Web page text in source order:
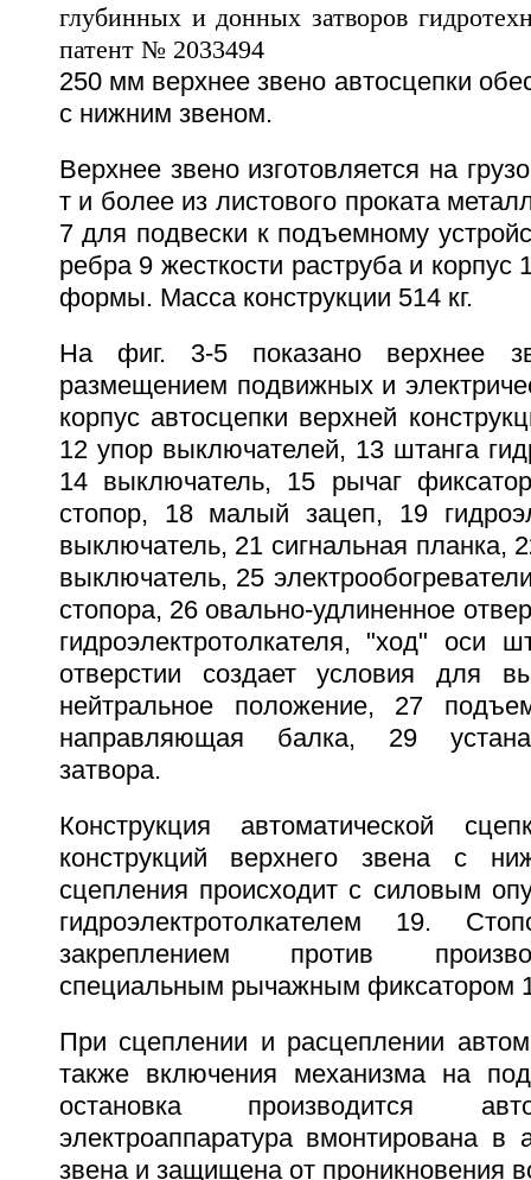
250 мм верхнее звено автосцепки
с нижним звеном.
Верхнее звено изготовляется на
т и более из листового проката
7 для подвески к подъемному
ребра 9 жесткости раструба и корпус
формы. Масса конструкции 514 кг.
На фиг. 3-5 показано верхнее
размещением подвижных и
корпус автосцепки верхней
12 упор выключателей, 13 штанга
14 выключатель, 15 рычаг
стопор, 18 малый зацеп, 19
выключатель, 21 сигнальная планка,
выключатель, 25
стопора, 26 овально-удлиненное
гидроэлектротолкателя, "ход" оси
отверстии создает условия для
нейтральное положение, 27
направляющая балка, 29
затвора.
Конструкция автоматической
конструкций верхнего звена с
сцепления происходит с силовым
гидроэлектротолкателем 19.
закреплением против
специальным рычажным фиксатором
При сцеплении и расцеплении
также включения механизма на
остановка производится
электроаппаратура вмонтирована в
звена и защищена от проникновения